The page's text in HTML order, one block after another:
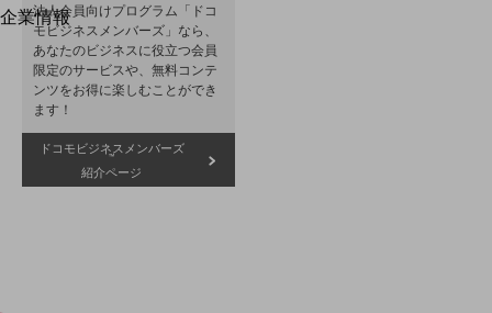
別ウィンドウで開きます
企業情報
企業情報TOP
会社案内
会社案内TOP
法⼈会員向けプログラム「ドコ
モビジネスメンバーズ」なら、
あなたのビジネスに役⽴つ会員
限定のサービスや、無料コンテ
ンツをお得に楽しむことができ
ます！
ドコモビジネスメンバーズ
™
紹介ページ